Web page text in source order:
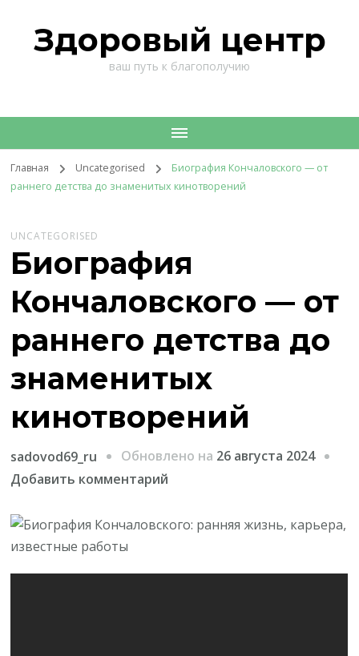
Здоровый центр
ваш путь к благополучию
Главная Uncategorised
Биография Кончаловского — от
раннего детства до знаменитых кинотворений
UNCATEGORISED
Биография
Кончаловского — от
раннего детства до
знаменитых
кинотворений
sadovod69_ru Обновлено на 26 августа 2024
Добавить комментарий
Биография